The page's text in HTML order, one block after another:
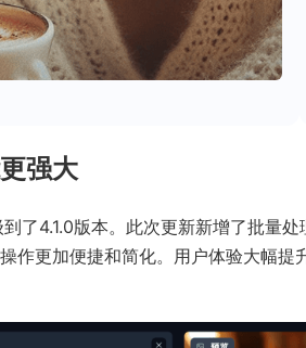
强大
了4.1.0版本。此次更新新增了批量
作更加便捷和简化。用户体验大幅